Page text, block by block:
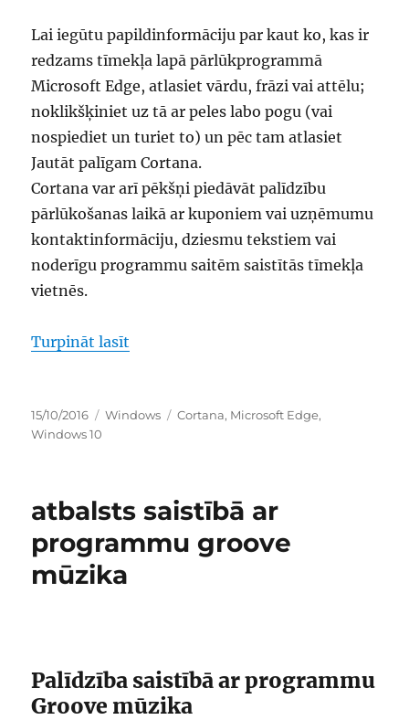
Lai iegūtu papildinformāciju par kaut ko, kas ir
redzams tīmekļa lapā pārlūkprogrammā
Microsoft Edge, atlasiet vārdu, frāzi vai attēlu;
noklikšķiniet uz tā ar peles labo pogu (vai
nospiediet un turiet to) un pēc tam atlasiet
Jautāt palīgam Cortana.
Cortana var arī pēkšņi piedāvāt palīdzību
pārlūkošanas laikā ar kuponiem vai uzņēmumu
kontaktinformāciju, dziesmu tekstiem vai
noderīgu programmu saitēm saistītās tīmekļa
vietnēs.
Turpināt lasīt
Publicēts
15/10/2016 Kategorijas
Windows Birkas
Cortana, Microsoft Edge,
Windows 10
atbalsts saistībā ar
programmu groove
mūzika
Palīdzība saistībā ar programmu
Groove mūzika